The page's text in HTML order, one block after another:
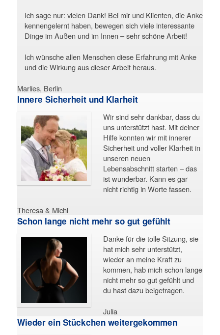
Ich sage nur: vielen Dank! Bei mir und Klienten, die Anke
kennengelernt haben, bewegen sich viele interessante
Dinge im Außen und im Innen – sehr schöne Arbeit!
Ich wünsche allen Menschen diese Erfahrung mit Anke
und die Wirkung aus dieser Arbeit heraus.
Marlies, Berlin
Innere Sicherheit und Klarheit
Wir sind sehr dankbar, dass du
uns unterstützt hast. Mit deiner
Hilfe konnten wir mit innerer
Sicherheit und voller Klarheit in
unseren neuen
Lebensabschnitt starten – das
ist wunderbar. Kann es gar
nicht richtig in Worte fassen.
Theresa & Michi
Schon lange nicht mehr so gut gefühlt
Danke für die tolle Sitzung, sie
hat mich sehr unterstützt,
wieder an meine Kraft zu
kommen, hab mich schon lange
nicht mehr so gut gefühlt und
du hast dazu beigetragen.
Julia
Wieder ein Stückchen weitergekommen